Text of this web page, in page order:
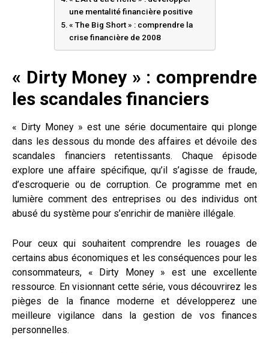
une mentalité financière positive
« The Big Short » : comprendre la
crise financière de 2008
« Dirty Money » : comprendre
les scandales financiers
« Dirty Money » est une série documentaire qui plonge
dans les dessous du monde des affaires et dévoile des
scandales financiers retentissants. Chaque épisode
explore une affaire spécifique, qu’il s’agisse de fraude,
d’escroquerie ou de corruption. Ce programme met en
lumière comment des entreprises ou des individus ont
abusé du système pour s’enrichir de manière illégale.
Pour ceux qui souhaitent comprendre les rouages de
certains abus économiques et les conséquences pour les
consommateurs, « Dirty Money » est une excellente
ressource. En visionnant cette série, vous découvrirez les
pièges de la finance moderne et développerez une
meilleure vigilance dans la gestion de vos finances
personnelles.